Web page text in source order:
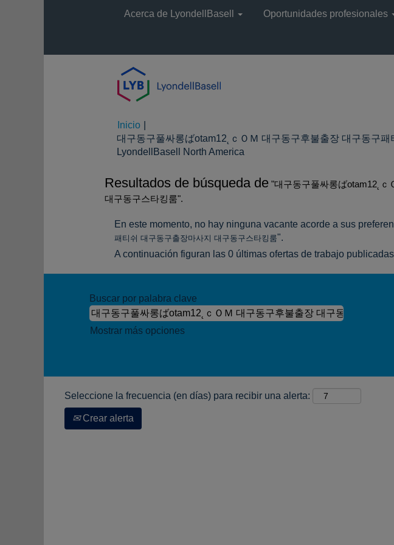
Acerca de LyondellBasell Oportunidades profesionales
Inicio
대구동구풀싸롱ばotam12˛ｃＯＭ 대구동구후불출장 대구동구
LyondellBasell North America
Resultados de búsqueda de "대구동구풀싸롱ばotam12˛
대구동구스타킹룸".
En este momento, no hay ninguna vacante acorde a sus
패티쉬 대구동구출장마사지 대구동구스타킹룸".
A continuación figuran las 0 últimas ofertas de trabajo
Buscar por palabra clave
Mostrar más opciones
Seleccione la frecuencia (en días) para recibir una alerta:
Crear alerta